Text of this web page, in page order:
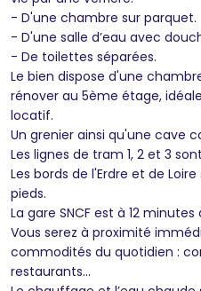
- D'une chambre sur parquet.
- D'une salle d’eau avec
- De toilettes séparées.
Le bien dispose d'une
rénover au 5ème étage,
locatif.
Un grenier ainsi qu'une cave
Les lignes de tram 1, 2 et 3
Les bords de l'Erdre et de
pieds.
La gare SNCF est à 12 minutes
Vous serez à proximité
commodités du quotidien :
restaurants...